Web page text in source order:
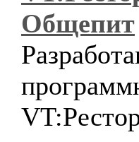
Общепит